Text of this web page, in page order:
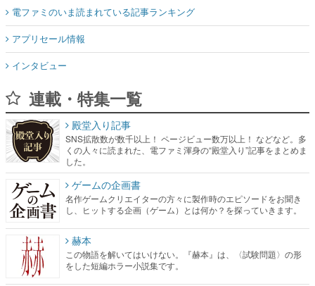
電ファミのいま読まれている記事ランキング
アプリセール情報
インタビュー
連載・特集一覧
殿堂入り記事
SNS拡散数が数千以上！ ページビュー数万以上！ などなど。多
くの人々に読まれた、電ファミ渾身の“殿堂入り”記事をまとめま
した。
ゲームの企画書
名作ゲームクリエイターの方々に製作時のエピソードをお聞き
し、ヒットする企画（ゲーム）とは何か？を探っていきます。
赫本
この物語を解いてはいけない。『赫本』は、〈試験問題〉の形
をした短編ホラー小説集です。